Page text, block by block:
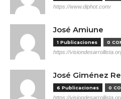
https://www.diphot.com/
José Amiune
1 Publicaciones 0
https://
José Giménez
6 Publicaciones 0
https://